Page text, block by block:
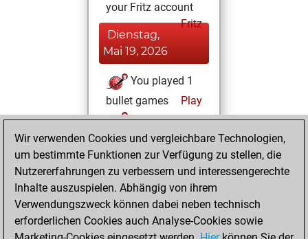
your Fritz account
Fritz
Dienstag,
Mai 19, 2026
You played 1
bullet games
Play
You scored +0
=0 -1 in bullet
Freitag, Mai 8,
2026
blitz games
Play
Wir verwenden Cookies und vergleichbare Technologien,
um bestimmte Funktionen zur Verfügung zu stellen, die
Nutzererfahrungen zu verbessern und interessengerechte
Inhalte auszuspielen. Abhängig von ihrem
Verwendungszweck können dabei neben technisch
erforderlichen Cookies auch Analyse-Cookies sowie